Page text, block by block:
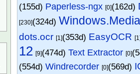
(155d) Paperless-ngx [0](162d)
[230](324d)
dots.ocr [1](353d) EasyOCR
12 [9](474d)Text Extractor [0]
(554d)Windrecorder [0](569d)